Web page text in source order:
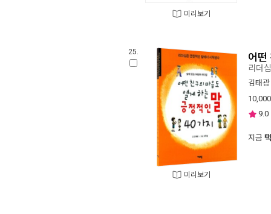
미리보기
25.
미리보기
어떤
리더십
김태광
10,000
9.0
지금